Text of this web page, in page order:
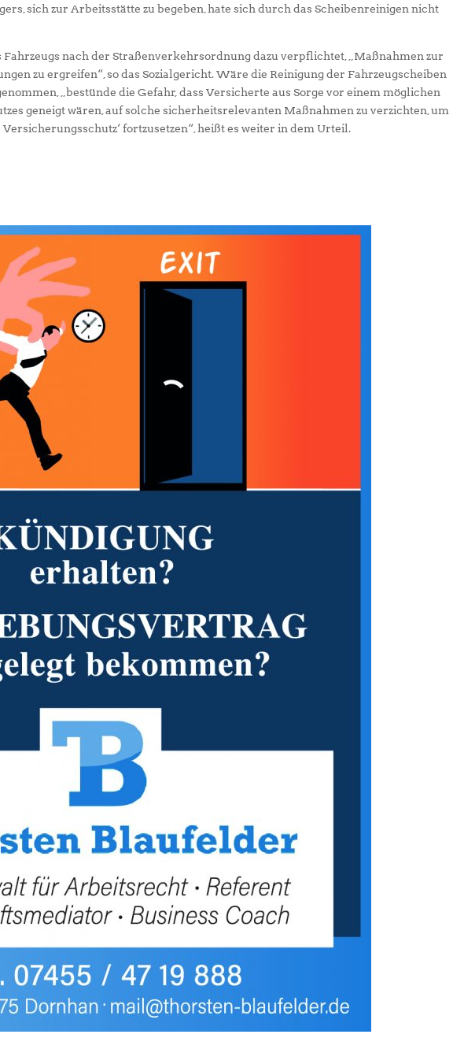
sich zur Arbeitsstätte zu begeben, hate sich durch das Scheibenreinigen nicht
nach der Straßenverkehrsordnung dazu verpflichtet, „Maßnahmen zur
zu ergreifen“, so das Sozialgericht. Wäre die Reinigung der Fahrzeugscheiben
„bestünde die Gefahr, dass Versicherte aus Sorge vor einem möglichen
geneigt wären, auf solche sicherheitsrelevanten Maßnahmen zu verzichten, um
fortzusetzen“, heißt es weiter in dem Urteil.